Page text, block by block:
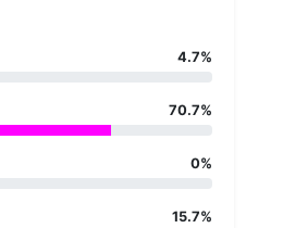
4.7%
70.7%
0%
15.7%